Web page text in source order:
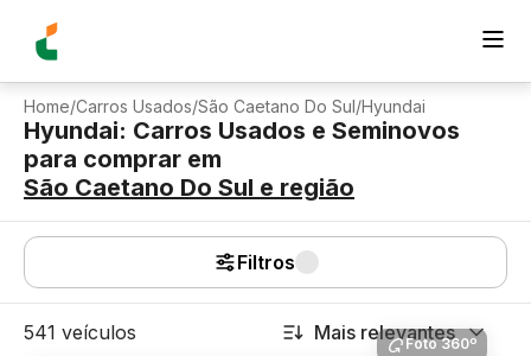
Home/Carros Usados/São Caetano Do Sul/Hyundai
Hyundai: Carros Usados e Seminovos
para comprar em
São Caetano Do Sul e região
Filtros
541 veículos Mais relevantes
Foto 360º